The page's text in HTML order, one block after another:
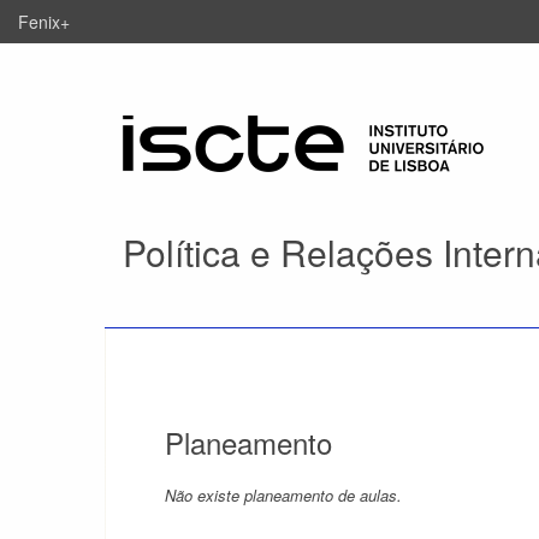
Fenix+
Política e Relações
Planeamento
Não existe planeamento de aulas.